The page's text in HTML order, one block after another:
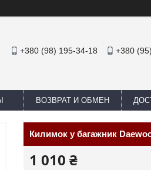
+380 (98) 195-34-18 +380
ВОЗВРАТ И ОБМЕН
Килимок у багажник
1 010 ₴